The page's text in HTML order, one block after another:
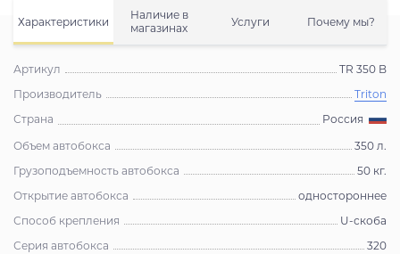
Характеристики
Наличие в
магазинах
Услуги Почему мы?
Артикул
TR 350 B
Производитель
Triton
Страна
Россия
Объем автобокса
350 л.
Грузоподъемность автобокса
50 кг.
Открытие автобокса
одностороннее
Способ крепления
U-скоба
Серия автобокса
320